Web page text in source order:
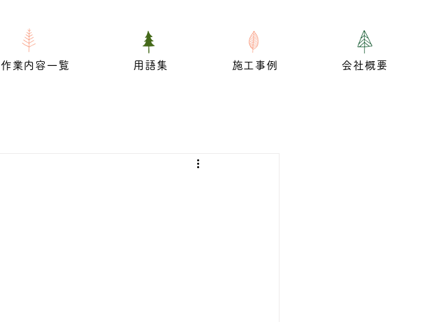
作業内容一覧 用語集 施工事例 会社概要